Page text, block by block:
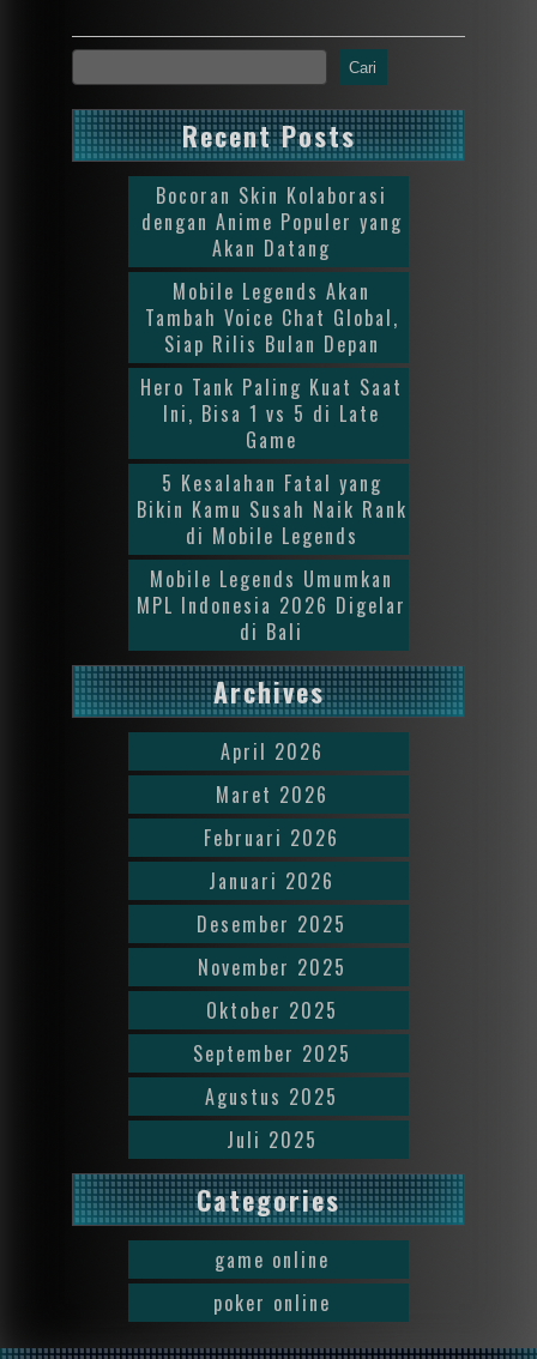
Cari
Recent Posts
Bocoran Skin Kolaborasi
dengan Anime Populer yang
Akan Datang
Mobile Legends Akan
Tambah Voice Chat Global,
Siap Rilis Bulan Depan
Hero Tank Paling Kuat Saat
Ini, Bisa 1 vs 5 di Late
Game
5 Kesalahan Fatal yang
Bikin Kamu Susah Naik Rank
di Mobile Legends
Mobile Legends Umumkan
MPL Indonesia 2026 Digelar
di Bali
Archives
April 2026
Maret 2026
Februari 2026
Januari 2026
Desember 2025
November 2025
Oktober 2025
September 2025
Agustus 2025
Juli 2025
Categories
game online
poker online